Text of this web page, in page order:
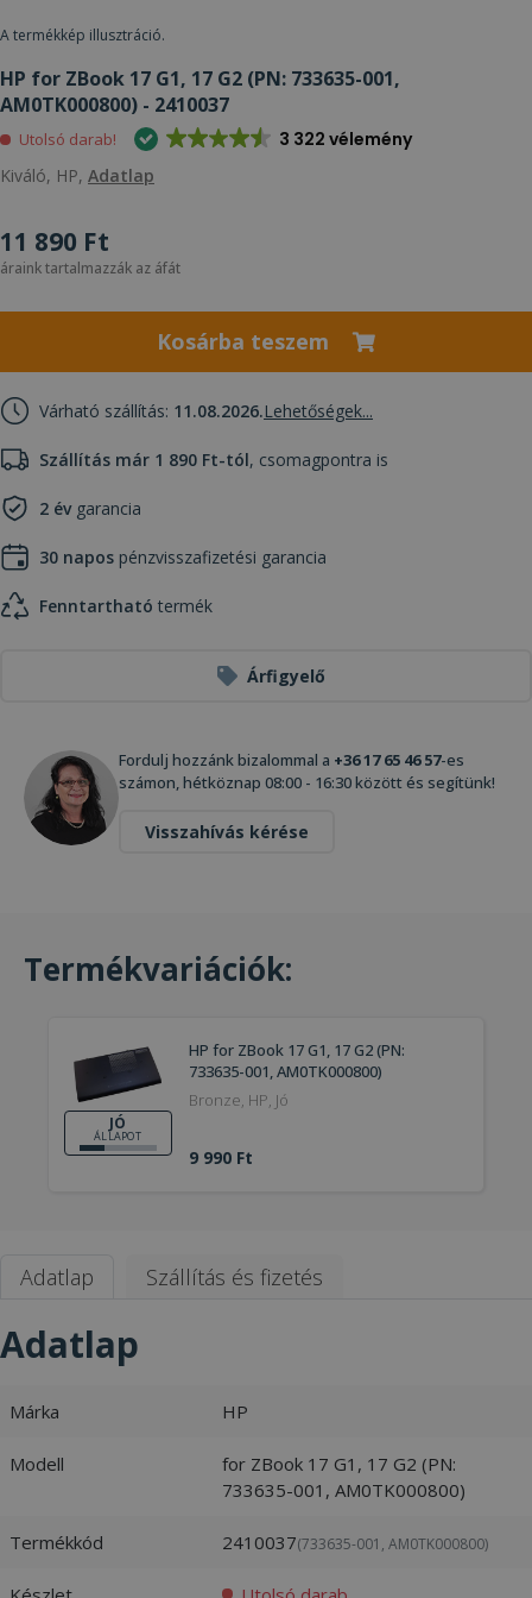
A termékkép illusztráció.
HP for ZBook 17 G1, 17 G2 (PN: 733635-001,
AM0TK000800) - 2410037
Utolsó darab! 3 322 vélemény
Kiváló, HP, Adatlap
11 890 Ft
áraink tartalmazzák az áfát
Kosárba teszem
Várható szállítás: 11.08.2026.Lehetőségek...
Szállítás már 1 890 Ft-tól, csomagpontra is
2 évgarancia
30 napos pénzvisszafizetési garancia
Fenntartható termék
Árfigyelő
Fordulj hozzánk bizalommal a +36 17 65 46 57-es
számon, hétköznap 08:00 - 16:30 között és segítünk!
Visszahívás kérése
Termékvariációk:
JÓ
ÁLLAPOT
HP for ZBook 17 G1, 17 G2 (PN:
733635-001, AM0TK000800)
Bronze, HP, Jó
9 990 Ft
Adatlap Szállítás és fizetés
Adatlap
Márka HP
Modell
for ZBook 17 G1, 17 G2 (PN:
733635-001, AM0TK000800)
Termékkód 2410037(733635-001, AM0TK000800)